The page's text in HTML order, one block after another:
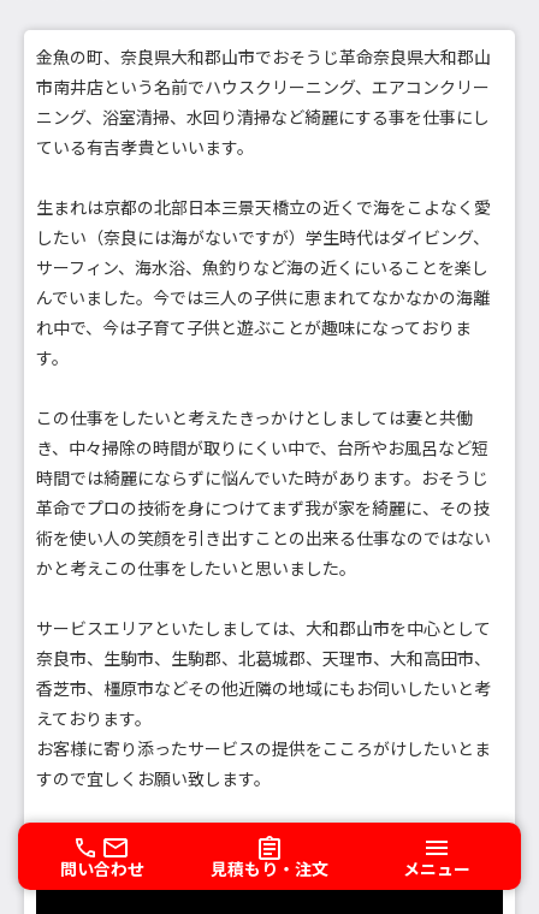
金魚の町、奈良県大和郡山市でおそうじ革命奈良県大和郡山
市南井店という名前でハウスクリーニング、エアコンクリー
ニング、浴室清掃、水回り清掃など綺麗にする事を仕事にし
ている有吉孝貴といいます。
生まれは京都の北部日本三景天橋立の近くで海をこよなく愛
したい（奈良には海がないですが）学生時代はダイビング、
サーフィン、海水浴、魚釣りなど海の近くにいることを楽し
んでいました。今では三人の子供に恵まれてなかなかの海離
れ中で、今は子育て子供と遊ぶことが趣味になっておりま
す。
この仕事をしたいと考えたきっかけとしましては妻と共働
き、中々掃除の時間が取りにくい中で、台所やお風呂など短
時間では綺麗にならずに悩んでいた時があります。おそうじ
革命でプロの技術を身につけてまず我が家を綺麗に、その技
術を使い人の笑顔を引き出すことの出来る仕事なのではない
かと考えこの仕事をしたいと思いました。
サービスエリアといたしましては、大和郡山市を中心として
奈良市、生駒市、生駒郡、北葛城郡、天理市、大和高田市、
香芝市、橿原市などその他近隣の地域にもお伺いしたいと考
えております。
お客様に寄り添ったサービスの提供をこころがけしたいとま
すので宜しくお願い致します。
問い合わせ 見積もり・注文 メニュー